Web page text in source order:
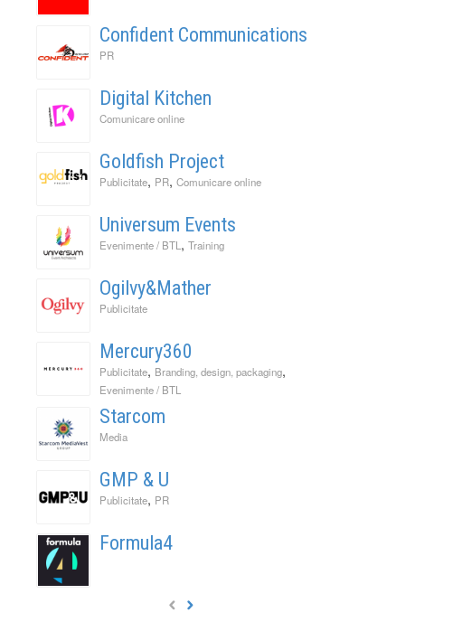
Confident Communications
PR
Digital Kitchen
Comunicare online
Goldfish Project
Publicitate, PR, Comunicare online
Universum Events
Evenimente / BTL , Training
Ogilvy&Mather
Publicitate
Mercury360
Publicitate, Branding, design, packaging,
Evenimente / BTL
Starcom
Media
GMP & U
Publicitate, PR
Formula4